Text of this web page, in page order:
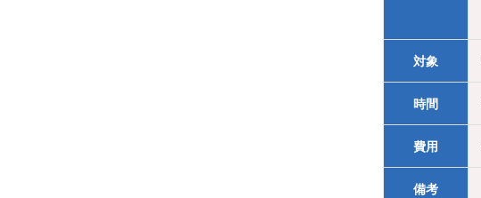
対象
時間
費用
備考